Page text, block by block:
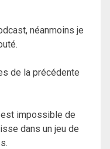
néanmoins je
de la précédente
est impossible de
dans un jeu de